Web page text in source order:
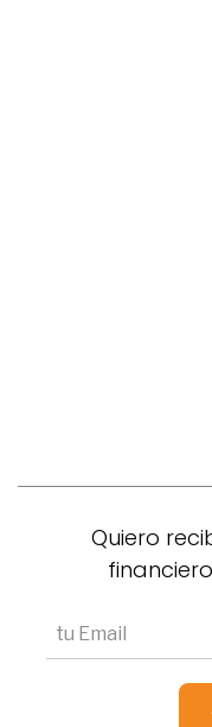
Quiero